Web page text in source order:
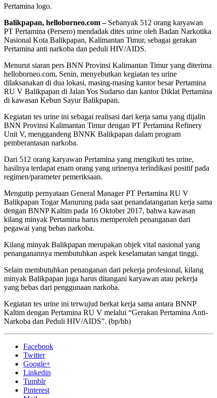
Pertamina logo.
Balikpapan, helloborneo.com –Sebanyak 512 orang karyawan
PT Pertamina (Persero) mendadak dites urine oleh Badan Narkotika
Nasional Kota Balikpapan, Kalimantan Timur, sebagai gerakan
Pertamina anti narkoba dan peduli HIV/AIDS.
Menurut siaran pers BNN Provinsi Kalimantan Timur yang diterima
helloborneo.com, Senin, menyebutkan kegiatan tes urine
dilaksanakan di dua lokasi, masing-masing kantor besar Pertamina
RU V Balikpapan di Jalan Yos Sudarso dan kantor Diklat Pertamina
di kawasan Kebun Sayur Balikpapan.
Kegiatan tes urine ini sebagai realisasi dari kerja sama yang dijalin
BNN Provinsi Kalimantan Timur dengan PT Pertamina Refinery
Unit V, menggandeng BNNK Balikpapan dalam program
pemberantasan narkoba.
Dari 512 orang karyawan Pertamina yang mengikuti tes urine,
hasilnya terdapat enam orang yang urinenya terindikasi positif pada
regimen/parameter pemeriksaan.
Mengutip pernyataan General Manager PT Pertamina RU V
Balikpapan Togar Manurung pada saat penandatanganan kerja sama
dengan BNNP Kaltim pada 16 Oktober 2017, bahwa kawasan
kilang minyak Pertamina harus memperoleh penanganan dari
pegawai yang bebas narkoba.
Kilang minyak Balikpapan merupakan objek vital nasional yang
penanganannya membutuhkan aspek keselamatan sangat tinggi.
Selain membutuhkan penanganan dari pekerja profesional, kilang
minyak Balikpapan juga harus ditangani karyawan atau pekerja
yang bebas dari penggunaan narkoba.
Kegiatan tes urine ini terwujud berkat kerja sama antara BNNP
Kaltim dengan Pertamina RU V melalui “Gerakan Pertamina Anti-
Narkoba dan Peduli HIV/AIDS”. (bp/hb)
Facebook
Twitter
Google+
Linkedin
Tumblr
Pinterest